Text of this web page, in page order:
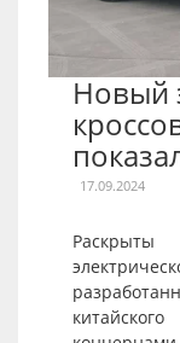
Новый
17.09.2024